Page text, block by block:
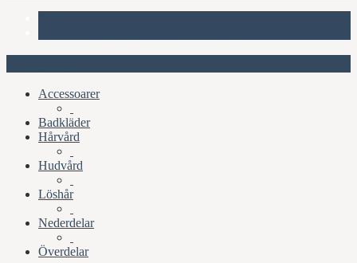
Accessoarer
Badkläder
Hårvård
Hudvård
Löshår
Nederdelar
Överdelar